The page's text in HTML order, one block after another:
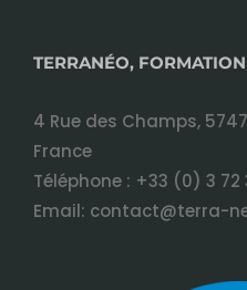
TERRANÉO,
4 Rue des Champs,
France
Téléphone : +33 (0) 3 72
Email: contact@terra-